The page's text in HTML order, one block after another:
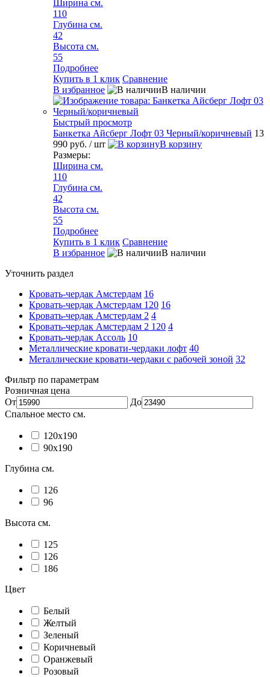
Ширина см.
110
Глубина см.
42
Высота см.
55
Подробнее
Купить в 1 клик Сравнение
В избранное
В наличии
Быстрый просмотр
Банкетка Айсберг Лофт 03 Черный/коричневый 13
990 руб. / шт
В корзину
Размеры:
Ширина см.
110
Глубина см.
42
Высота см.
55
Подробнее
Купить в 1 клик Сравнение
В избранное
В наличии
Уточнить раздел
Кровать-чердак Амстердам 16
Кровать-чердак Амстердам 120 16
Кровать-чердак Амстердам 2 4
Кровать-чердак Амстердам 2 120 4
Кровать-чердак Ассоль 10
Металлические кровати-чердаки лофт 40
Металлические кровати-чердаки с рабочей зоной 32
Фильтр по параметрам
Розничная цена
От
До
Спальное место см.
120х190
90х190
Глубина см.
126
96
Высота см.
125
126
186
Цвет
Белый
Желтый
Зеленый
Коричневый
Оранжевый
Розовый